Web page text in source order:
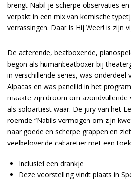
brengt Nabil je scherpe observaties
verpakt in een mix van komische
verrassingen. Daar Is Hij Weer! is zijn
De acterende, beatboxende,
begon als humanbeatboxer bij
in verschillende series, was onderdeel
Alpacas en was panellid in het
maakte zijn droom om avondvullende
als soloartiest waar. De jury van het
roemde “Nabils vermogen om zijn
naar goede en scherpe grappen en
veelbelovende cabaretier met een
Inclusief een drankje
Deze voorstelling vindt plaats in